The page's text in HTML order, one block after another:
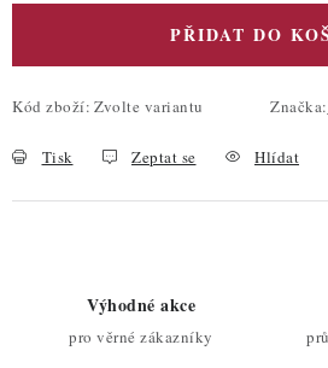
PŘIDAT DO
Kód zboží: Zvolte variantu Značka:
Tisk Zeptat se Hlídat
Výhodné akce
pro věrné zákazníky